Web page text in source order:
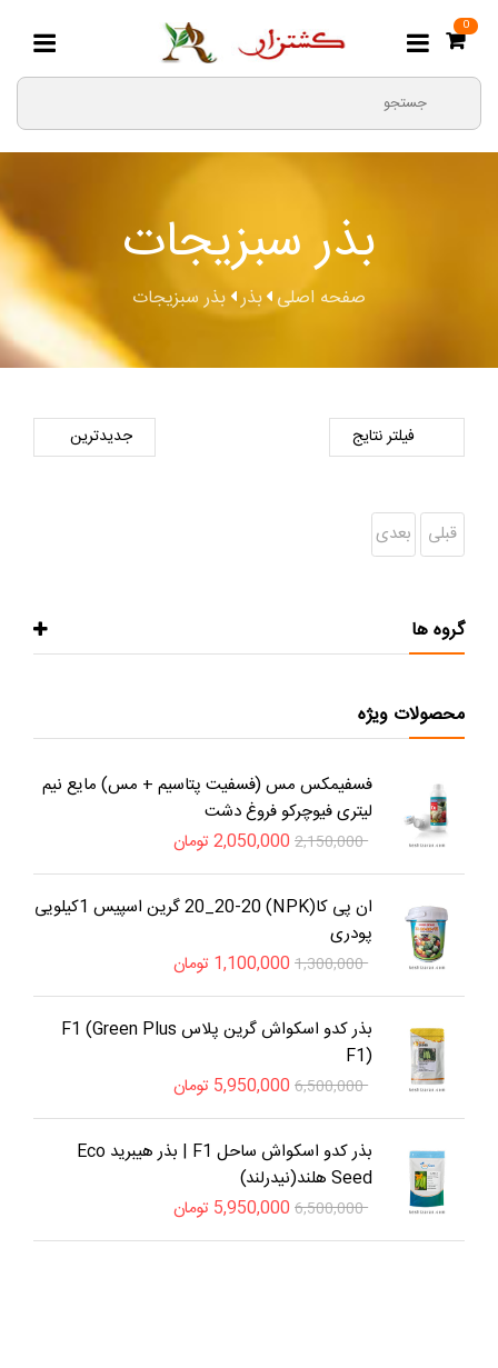
0
بذر سبزیجات
صفحه اصلی بذر بذر سبزیجات
فیلتر نتایج
قبلی بعدی
گروه ها
محصولات ویژه
فسفیمکس مس (فسفیت پتاسیم + مس) مایع نیم
لیتری فیوچرکو فروغ دشت
2,150,000
2,050,000تومان
ان پی کا(NPK) 20_20-20 گرین اسپیس 1کیلویی
پودری
1,300,000
1,100,000 تومان
بذر کدو اسکواش گرین پلاس F1 (Green Plus
F1)
6,500,000
5,950,000 تومان
بذر کدو اسکواش ساحل F1 | بذر هیبرید Eco
Seed هلند(نیدرلند)
6,500,000
5,950,000 تومان